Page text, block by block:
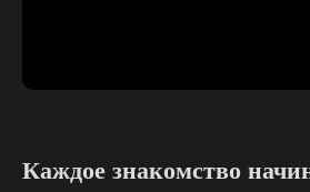
Каждое знакомство